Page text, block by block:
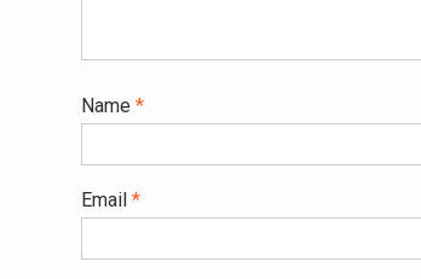
Name *
Email *